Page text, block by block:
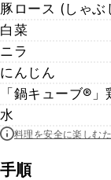
豚ロース (しゃぶ
白菜
ニラ
にんじん
「鍋キューブ®︎
水
料理を安全に楽しむ
手順